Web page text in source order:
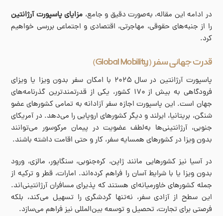
در ادامه این مقاله، به‌صورت دقیق و جامع، مزایای پاسپورت آرژانتین
را از جنبه‌های حقوقی، مهاجرتی، اقتصادی و اجتماعی بررسی خواهیم
کرد.
قدرت جهانی سفر (Global Mobility)
پاسپورت آرژانتین در سال ۲۰۲۵ با امکان سفر بدون ویزا یا ویزای
فرودگاهی به بیش از ۱۷۰ کشور، یکی از قدرتمندترین گذرنامه‌های
جهان است. این پاسپورت اجازه سفر آزادانه به تمامی کشورهای عضو
شنگن، بریتانیا، ایرلند و دیگر کشورهای اروپایی را می‌دهد. در آمریکای
جنوبی، آرژانتینی‌ها به‌لطف عضویت در پیمان مرکوسور می‌توانند
بدون ویزا در کشورهای همسایه سفر، کار و حتی اقامت داشته باشند.
در آسیا نیز کشورهایی مانند ژاپن، کره‌جنوبی، سنگاپور، مالزی، ورود
بدون ویزا یا با شرایط آسان را فراهم کرده‌اند. امارات، قطر و ترکیه از
جمله کشورهای خاورمیانه‌ای هستند که پذیرای مسافران آرژانتینی‌اند.
این سطح از آزادی سفر، نه‌تنها گردشگری را تسهیل می‌کند، بلکه
فرصتی برای تجارت، تحصیل و توسعه بین‌المللی نیز فراهم می‌سازد.